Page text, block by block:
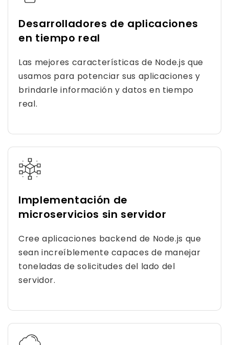
Desarrolladores de aplicaciones
en tiempo real
Las mejores características de Node.js que
usamos para potenciar sus aplicaciones y
brindarle información y datos en tiempo
real.
Implementación de
microservicios sin servidor
Cree aplicaciones backend de Node.js que
sean increíblemente capaces de manejar
toneladas de solicitudes del lado del
servidor.